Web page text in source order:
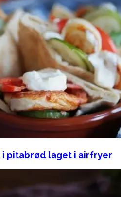
i pitabrød laget i airfryer